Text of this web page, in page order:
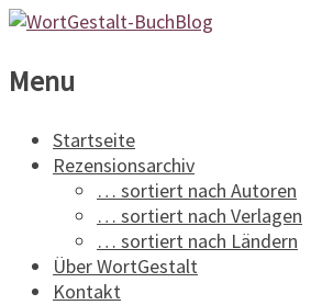
WortGestalt-
Buchblog
Spannungsliteratur
Menu
Startseite
Rezensionsarchiv
… sortiert nach Autoren
… sortiert nach Verlagen
… sortiert nach Ländern
Über WortGestalt
Kontakt